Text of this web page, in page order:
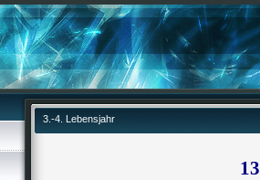
3.-4. Lebensjahr